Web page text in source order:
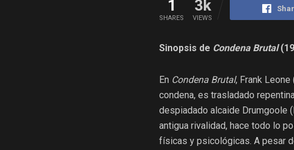
1
SHARES
3k
VIEWS
Sinopsis de Condena Brutal
En Condena Brutal, Frank
condena, es trasladado
despiadado alcaide Drumgoole
antigua rivalidad, hace todo lo
físicas y psicológicas. A pesar